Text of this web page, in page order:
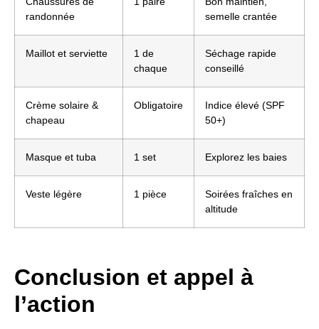
randonnée
semelle crantée
Maillot et serviette
1 de
chaque
Séchage rapide
conseillé
Crème solaire &
chapeau
Obligatoire
Indice élevé (SPF
50+)
Masque et tuba 1 set Explorez les baies
Veste légère 1 pièce
Soirées fraîches en
altitude
Conclusion et appel à
l’action